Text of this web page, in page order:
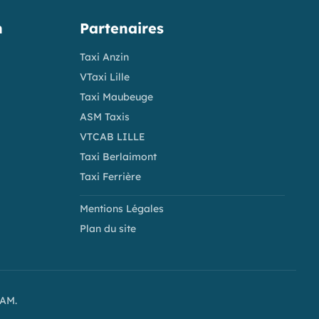
Partenaires
Taxi Anzin
VTaxi Lille
Taxi Maubeuge
ASM Taxis
VTCAB LILLE
Taxi Berlaimont
Taxi Ferrière
Mentions Légales
Plan du site